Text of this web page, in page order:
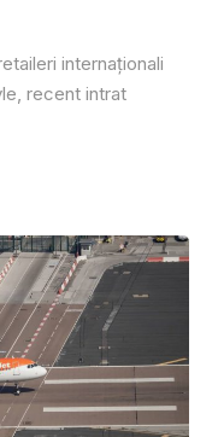
internaționali
recent intrat